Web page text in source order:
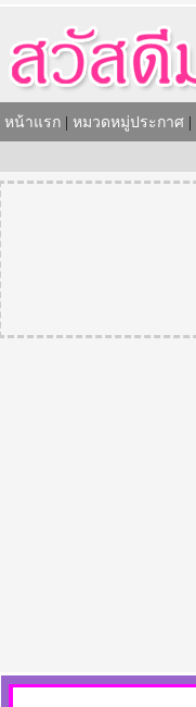
หน้าแรก หมวดหมู่ประกาศ